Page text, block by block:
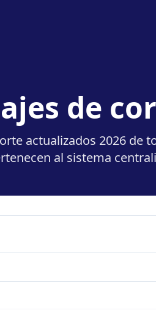
de
actualizados 2026 de
al sistema